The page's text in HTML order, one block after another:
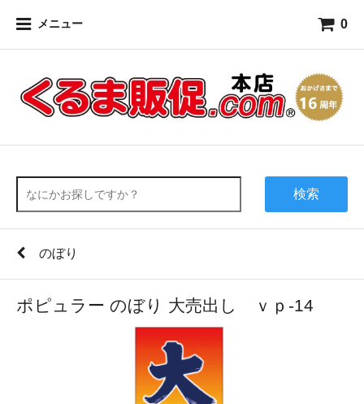
メニュー 0
検索
のぼり
ポピュラー のぼり 大売出し ｖｐ-14